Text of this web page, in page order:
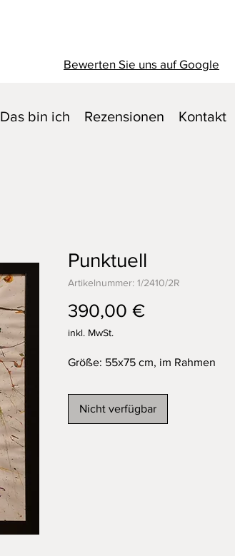
Bewerten Sie uns auf Google
Das bin ich Rezensionen Kontakt
Punktuell
Artikelnummer: 1/2410/2R
390,00 €Preis
inkl. MwSt.
Größe: 55x75 cm, im Rahmen
Nicht verfügbar